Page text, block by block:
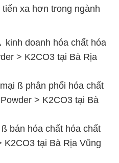
xa hơn trong ngành
doanh hóa chất hóa
> K2CO3 tại Bà Rịa
ß phân phối hóa chất
> K2CO3 tại Bà
bán hóa chất hóa chất
K2CO3 tại Bà Rịa Vũng